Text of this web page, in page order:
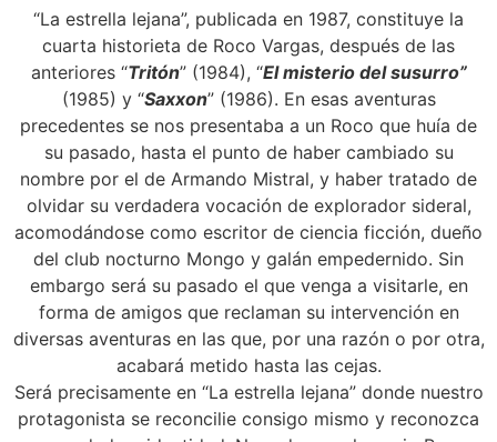
“La estrella lejana”, publicada en 1987, constituye la
cuarta historieta de Roco Vargas, después de las
anteriores “Tritón” (1984), “El misterio del susurro”
(1985) y “Saxxon” (1986). En esas aventuras
precedentes se nos presentaba a un Roco que huía de
su pasado, hasta el punto de haber cambiado su
nombre por el de Armando Mistral, y haber tratado de
olvidar su verdadera vocación de explorador sideral,
acomodándose como escritor de ciencia ficción, dueño
del club nocturno Mongo y galán empedernido. Sin
embargo será su pasado el que venga a visitarle, en
forma de amigos que reclaman su intervención en
diversas aventuras en las que, por una razón o por otra,
acabará metido hasta las cejas.
Será precisamente en “La estrella lejana” donde nuestro
protagonista se reconcilie consigo mismo y reconozca